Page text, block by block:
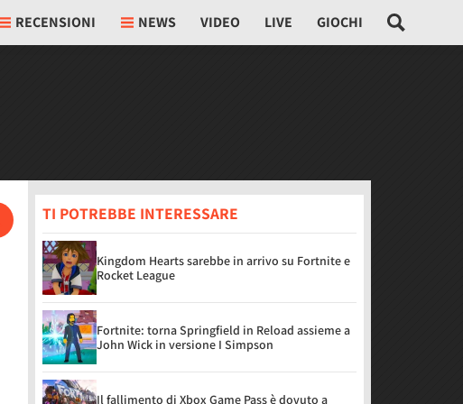
RECENSIONI NEWS VIDEO LIVE GIOCHI
TI POTREBBE INTERESSARE
Kingdom Hearts sarebbe in arrivo su Fortnite e
Rocket League
Fortnite: torna Springfield in Reload assieme a
John Wick in versione I Simpson
Il fallimento di Xbox Game Pass è dovuto a